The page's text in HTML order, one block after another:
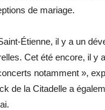
de mariage.
Étienne, il y a un
Cet été encore, il y
notamment »,
de la Citadelle a